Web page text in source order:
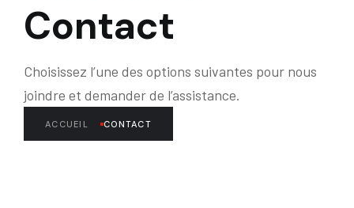
Contact
Choisissez l’une des options suivantes pour nous
joindre et demander de l’assistance.
ACCUEIL CONTACT